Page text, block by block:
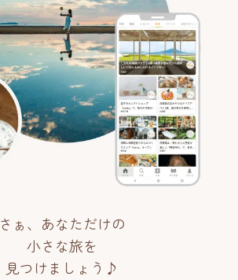
さぁ、あなただけの
小さな旅を
見つけましょう♪